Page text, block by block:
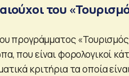
του
προγράμματος
που είναι φορολογικοί
κριτήρια τα οποία